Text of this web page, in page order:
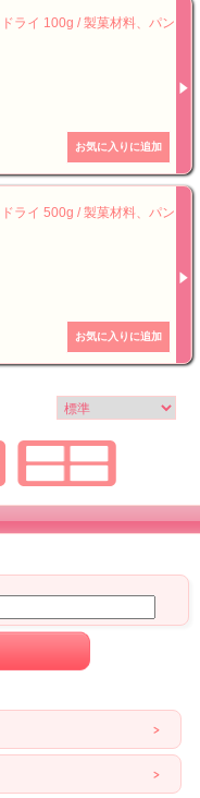
ライ 100g / 製菓材料、パン
ライ 500g / 製菓材料、パン